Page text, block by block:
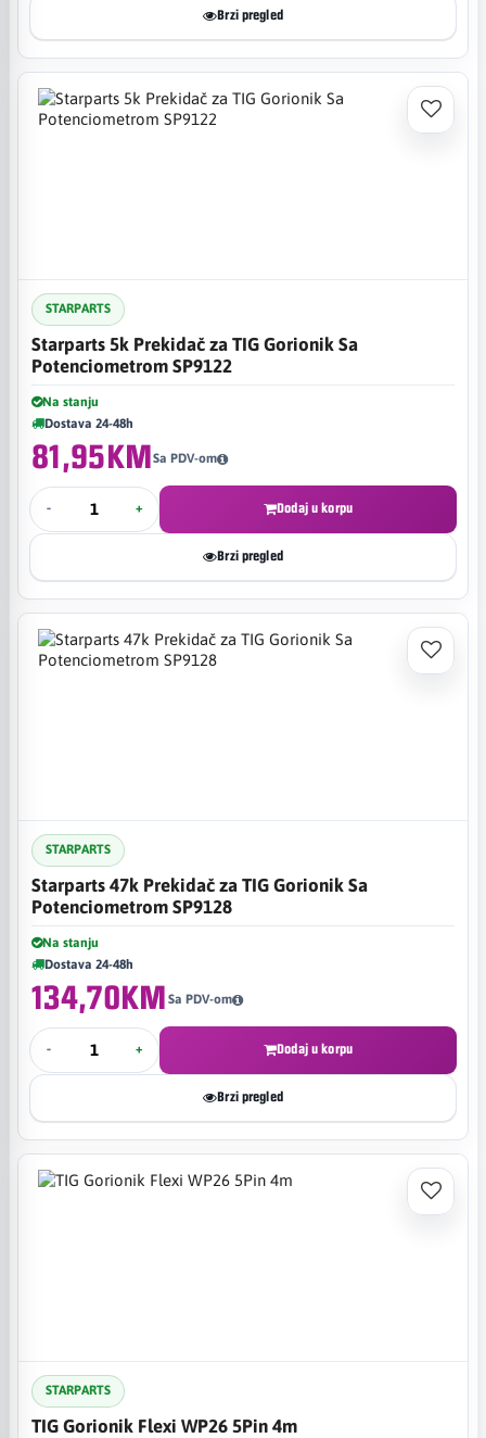
Brzi pregled
STARPARTS
Starparts 5k Prekidač za TIG Gorionik Sa
Potenciometrom SP9122
Na stanju
Dostava 24-48h
81,95KMSa PDV-om
- + Dodaj u korpu
Brzi pregled
STARPARTS
Starparts 47k Prekidač za TIG Gorionik Sa
Potenciometrom SP9128
Na stanju
Dostava 24-48h
134,70KM Sa PDV-om
- + Dodaj u korpu
Brzi pregled
STARPARTS
TIG Gorionik Flexi WP26 5Pin 4m